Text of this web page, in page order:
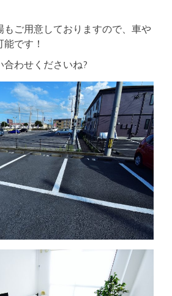
もご用意しておりますので、車や
です！
わせくださいね?